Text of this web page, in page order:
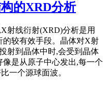
的XRD分析
射线衍射(XRD)分析是用
较有效手段。晶体对X射
射到晶体中时,会受到晶体
是从原子中心发出,每一个
一个源球面波。